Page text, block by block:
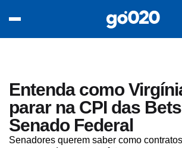
Entenda como
parar na CPI das
Senado Federal
Senadores querem saber como
acontece agora
entretenimento
vídeos
pod020